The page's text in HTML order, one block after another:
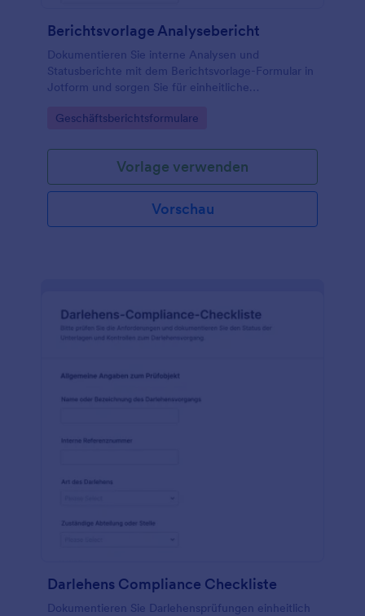
Berichtsvorlage Analysebericht
Dokumentieren Sie interne Analysen und
Statusberichte mit dem Berichtsvorlage-Formular in
Jotform und sorgen Sie für einheitliche
reibungslose interne Freigabe in Teams und
Go to Category:
Geschäftsberichtsformulare
Vorlage verwenden
Vorschau
Darlehens Compliance Checkliste
Dokumentieren Sie Darlehensprüfungen einheitlich